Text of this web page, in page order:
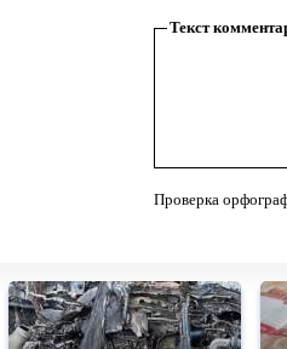
Текст
Проверка